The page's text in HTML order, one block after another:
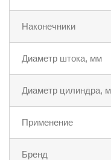
Наконечники
Диаметр штока, мм
Диаметр цилиндра,
Применение
Бренд